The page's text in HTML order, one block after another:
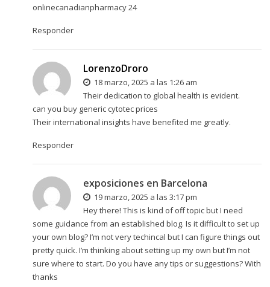
onlinecanadianpharmacy 24
Responder
LorenzoDroro
18 marzo, 2025 a las 1:26 am
Their dedication to global health is evident.
can you buy generic cytotec prices
Their international insights have benefited me greatly.
Responder
exposiciones en Barcelona
19 marzo, 2025 a las 3:17 pm
Hey there! This is kind of off topic but I need
some guidance from an established blog. Is it difficult to set up
your own blog? I’m not very techincal but I can figure things out
pretty quick. I’m thinking about setting up my own but I’m not
sure where to start. Do you have any tips or suggestions? With
thanks